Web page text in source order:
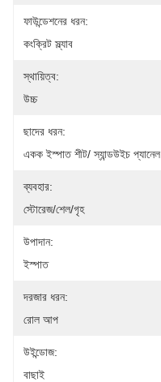
ফাউন্ডেশনের ধরন:
কংক্রিট স্ল্যাব
স্থায়িত্ব:
উচ্চ
ছাদের ধরন:
একক ইস্পাত শীট/ স্যান্ডউইচ প্যানেল
ব্যবহার:
স্টোরেজ/শেল/গৃহ
উপাদান:
ইস্পাত
দরজার ধরন:
রোল আপ
উইন্ডোজ:
বাছাই